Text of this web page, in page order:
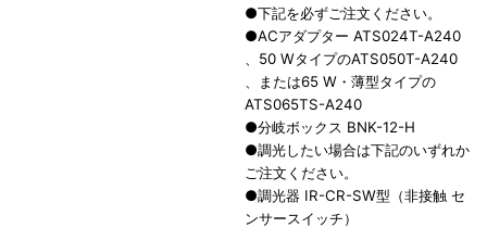
●下記を必ずご注文ください。
●ACアダプター ATS024T-A240
、50 WタイプのATS050T-A240
、または65 W・薄型タイプの
ATS065TS-A240
●分岐ボックス BNK-12-H
●調光したい場合は下記のいずれか
ご注文ください。
●調光器 IR-CR-SW型（非接触 セ
ンサースイッチ）